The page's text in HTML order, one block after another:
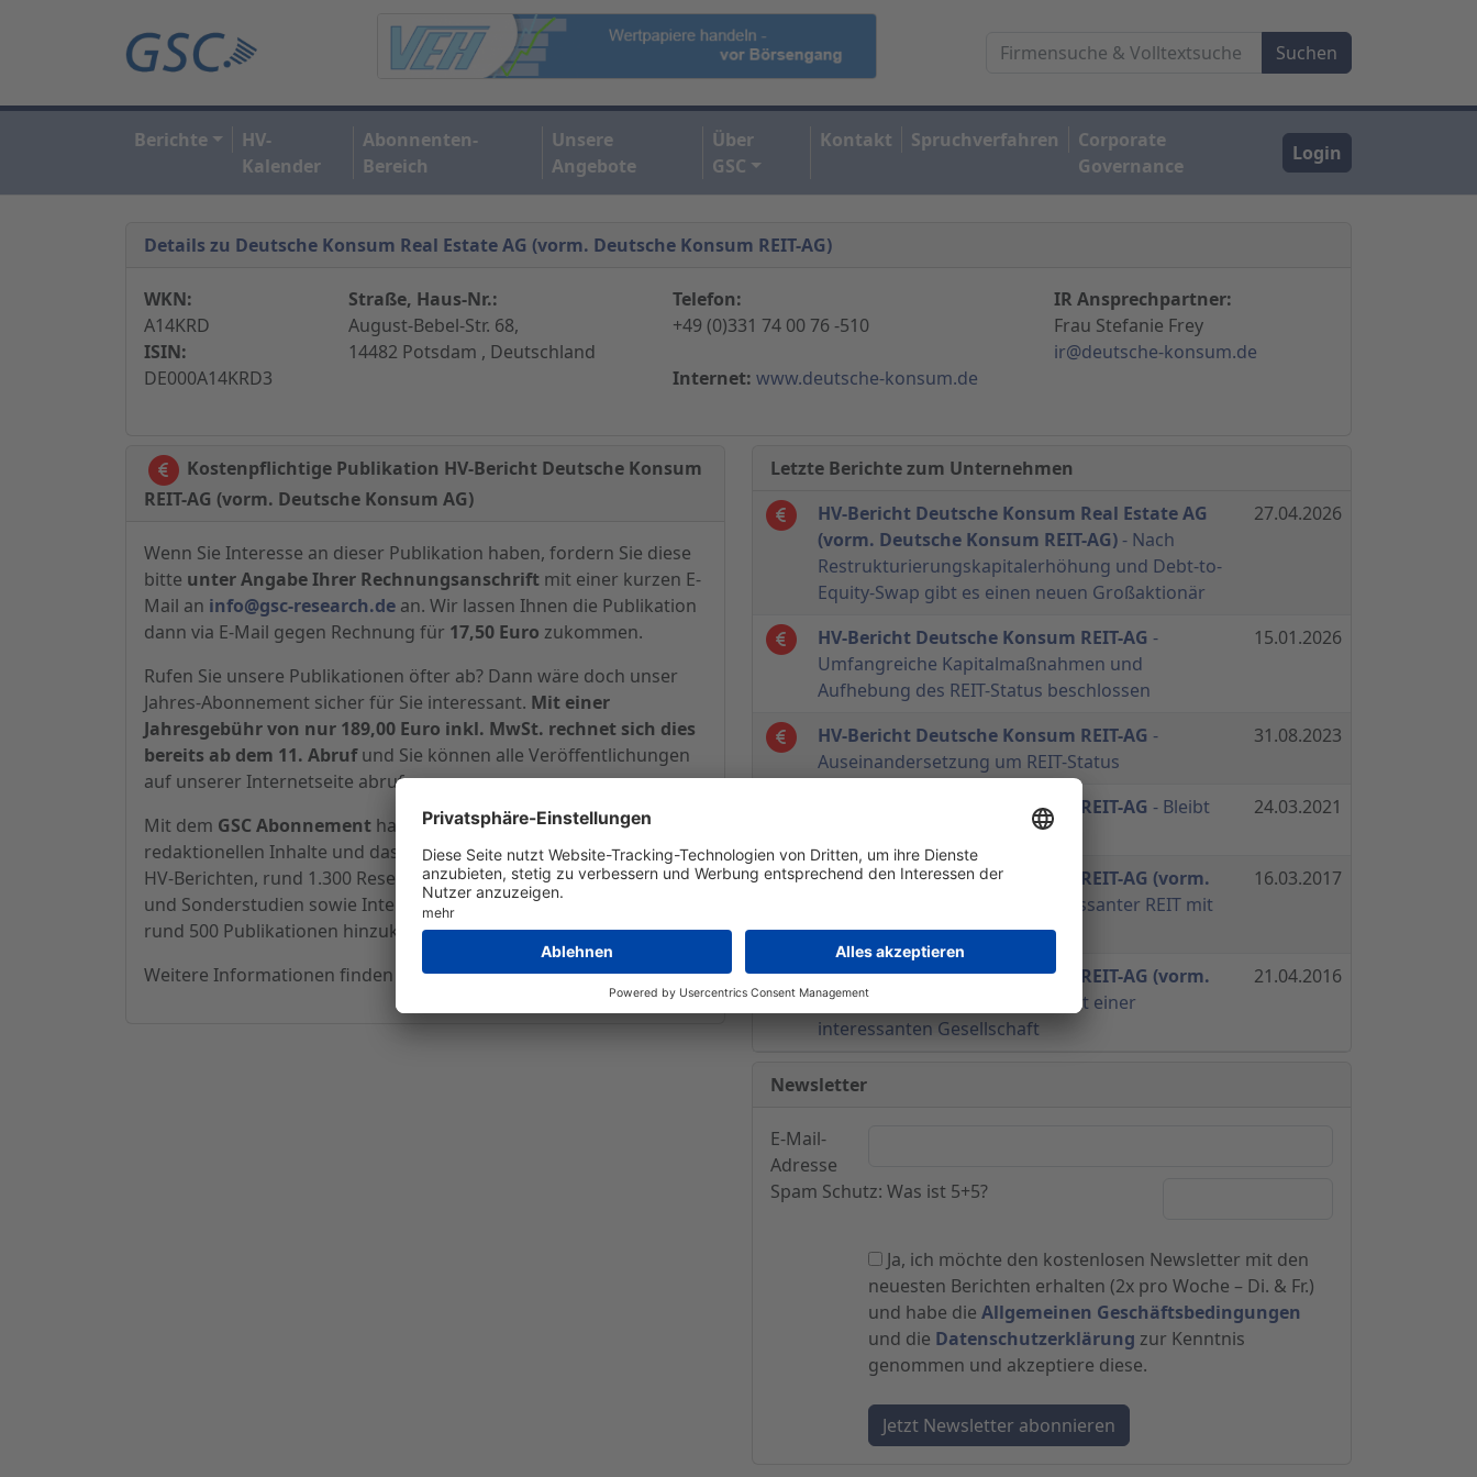
Berichte
HV-
Kalender
Abonnenten-
Bereich
Unsere
Angebote
Über
GSC
Kontakt Spruchverfahren
Corporate
Governance
Login
Details zu Deutsche Konsum Real Estate AG (vorm. Deutsche Konsum REIT-AG)
WKN:
A14KRD
ISIN:
DE000A14KRD3
Straße, Haus-Nr.:
August-Bebel-Str. 68,
14482 Potsdam , Deutschland
Telefon:
+49 (0)331 74 00 76 -510
Internet: www.deutsche-konsum.de
IR Ansprechpartner:
Frau Stefanie Frey
ir@deutsche-konsum.de
Kostenpflichtige Publikation HV-Bericht Deutsche Konsum
REIT-AG (vorm. Deutsche Konsum AG)
Wenn Sie Interesse an dieser Publikation haben, fordern Sie diese
bitte unter Angabe Ihrer Rechnungsanschrift mit einer kurzen E-
Mail an info@gsc-research.de an. Wir lassen Ihnen die Publikation
dann via E-Mail gegen Rechnung für 17,50 Euro zukommen.
Rufen Sie unsere Publikationen öfter ab? Dann wäre doch unser
Jahres-Abonnement sicher für Sie interessant. Mit einer
Jahresgebühr von nur 189,00 Euro inkl. MwSt. rechnet sich dies
bereits ab dem 11. Abrufund Sie können alle Veröffentlichungen
auf unserer Internetseite abrufen.
Mit dem GSC Abonnement haben Sie Zugriff auf sämtliche
redaktionellen Inhalte und das komplette Archiv mit über 13.500
HV-Berichten, rund 1.300 Research-Berichten, Themen-, Branchen-
und Sonderstudien sowie Interviews, zu denen derzeit jährlich
rund 500 Publikationen hinzukommen.
Weitere Informationen finden Siehier.
Letzte Berichte zum Unternehmen
HV-Bericht Deutsche Konsum Real Estate AG
(vorm. Deutsche Konsum REIT-AG) - Nach
Restrukturierungskapitalerhöhung und Debt-to-
Equity-Swap gibt es einen neuen Großaktionär
27.04.2026
HV-Bericht Deutsche Konsum REIT-AG -
Umfangreiche Kapitalmaßnahmen und
Aufhebung des REIT-Status beschlossen
15.01.2026
HV-Bericht Deutsche Konsum REIT-AG -
Auseinandersetzung um REIT-Status
31.08.2023
HV-Bericht Deutsche Konsum REIT-AG - Bleibt
weiter auf Wachstumskurs
24.03.2021
HV-Bericht Deutsche Konsum REIT-AG (vorm.
- Interessanter REIT mit
Potenzial
16.03.2017
HV-Bericht Deutsche Konsum REIT-AG (vorm.
Deutsche Konsum AG)
- Auftakt einer
interessanten Gesellschaft
21.04.2016
Newsletter
E-Mail-
Adresse
Spam Schutz: Was ist 5+5?
Ja, ich möchte den kostenlosen Newsletter mit den
neuesten Berichten erhalten (2x pro Woche – Di. & Fr.)
und habe dieAllgemeinen Geschäftsbedingungen
und die Datenschutzerklärung zur Kenntnis
genommen und akzeptiere diese.